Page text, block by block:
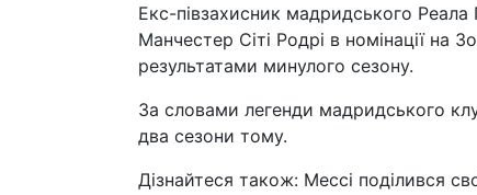
Екс-півзахисник мадридського
Манчестер Сіті Родрі в номінації на
результатами минулого сезону.
За словами легенди мадридського
два сезони тому.
Дізнайтеся також: Мессі поділився